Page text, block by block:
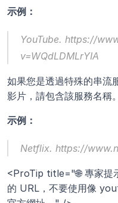
示例：
YouTube. https://
v=WQdLDMLrYIA
如果您是透過特殊的串
影片，請包含該服務名稱。
示例：
Netflix. https://
<ProTip title="🌐 專家
的 URL，不要使用像